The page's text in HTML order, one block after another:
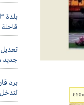
بلدة
قاحلة
تعديل
جديد
برد